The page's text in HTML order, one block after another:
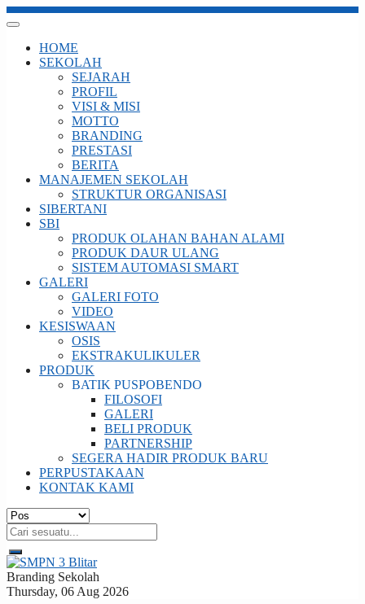
HOME
SEKOLAH
SEJARAH
PROFIL
VISI & MISI
MOTTO
BRANDING
PRESTASI
BERITA
MANAJEMEN SEKOLAH
STRUKTUR ORGANISASI
SIBERTANI
SBI
PRODUK OLAHAN BAHAN ALAMI
PRODUK DAUR ULANG
SISTEM AUTOMASI SMART
GALERI
GALERI FOTO
VIDEO
KESISWAAN
OSIS
EKSTRAKULIKULER
PRODUK
BATIK PUSPOBENDO
FILOSOFI
GALERI
BELI PRODUK
PARTNERSHIP
SEGERA HADIR PRODUK BARU
PERPUSTAKAAN
KONTAK KAMI
Branding Sekolah
Thursday, 06 Aug 2026